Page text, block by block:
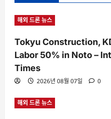
해외 드론 뉴스
Tokyu Construction,
Labor 50% in Noto –
Times
2026년 08월 07일 0
해외 드론 뉴스